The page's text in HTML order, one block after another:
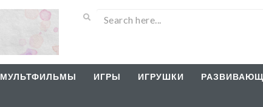
МУЛЬТФИЛЬМЫ ИГРЫ ИГРУШКИ